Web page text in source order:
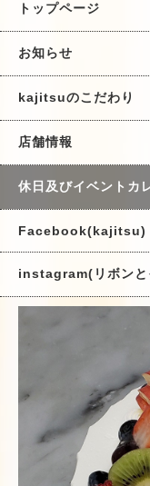
トップページ
お知らせ
kajitsuのこだわり
店舗情報
休日及びイベントカ
Facebook(kajitsu)
instagram(リボン